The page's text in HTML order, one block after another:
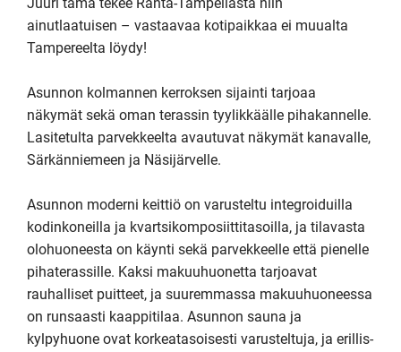
ainutlaatuisen – vastaavaa kotipaikkaa ei muualta
Tampereelta löydy!
Asunnon kolmannen kerroksen sijainti tarjoaa
näkymät sekä oman terassin tyylikkäälle pihakannelle.
Lasitetulta parvekkeelta avautuvat näkymät kanavalle,
Särkänniemeen ja Näsijärvelle.
Asunnon moderni keittiö on varusteltu integroiduilla
kodinkoneilla ja kvartsikomposiittitasoilla, ja tilavasta
olohuoneesta on käynti sekä parvekkeelle että pienelle
pihaterassille. Kaksi makuuhuonetta tarjoavat
rauhalliset puitteet, ja suuremmassa makuuhuoneessa
on runsaasti kaappitilaa. Asunnon sauna ja
kylpyhuone ovat korkeatasoisesti varusteltuja, ja erillis-